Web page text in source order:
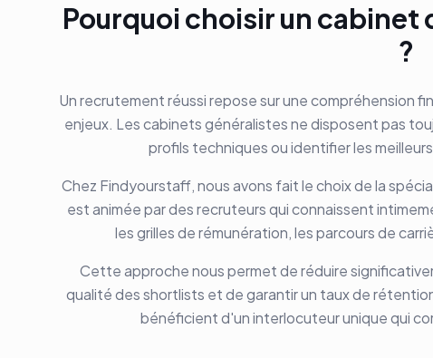
Pourquoi choisir un
?
Un recrutement réussi repose sur une compréhension
enjeux. Les cabinets généralistes ne disposent pas
profils techniques ou identifier les
Chez Findyourstaff, nous avons fait le choix de la
est animée par des recruteurs qui connaissent
les grilles de rémunération, les parcours de
Cette approche nous permet de réduire
qualité des shortlists et de garantir un taux de
bénéficient d'un interlocuteur unique qui